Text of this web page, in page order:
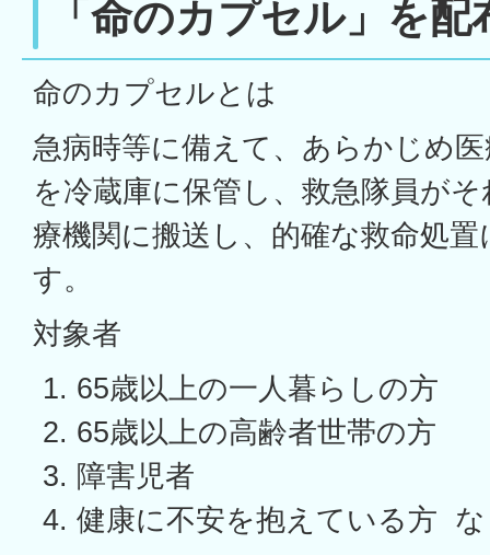
「命のカプセル」を
命のカプセルとは
急病時等に備えて、あらかじめ
を冷蔵庫に保管し、救急隊員が
療機関に搬送し、的確な救命処
す。
対象者
65歳以上の一人暮らしの方
65歳以上の高齢者世帯の方
障害児者
健康に不安を抱えている方